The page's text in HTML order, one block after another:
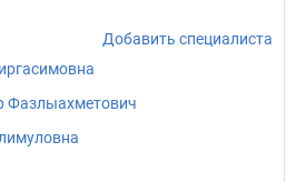
Добавить специалиста
Фазлыахметович